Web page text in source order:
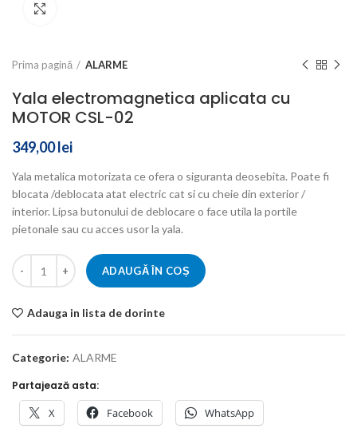
Prima pagină ALARME
Yala electromagnetica aplicata cu
MOTOR CSL-02
349,00lei
Yala metalica motorizata ce ofera o siguranta deosebita. Poate fi
blocata /deblocata atat electric cat si cu cheie din exterior /
interior. Lipsa butonului de deblocare o face utila la portile
pietonale sau cu acces usor la yala.
ADAUGĂ ÎN COȘ
Adauga in lista de dorinte
Categorie: ALARME
Partajează asta:
X Facebook WhatsApp